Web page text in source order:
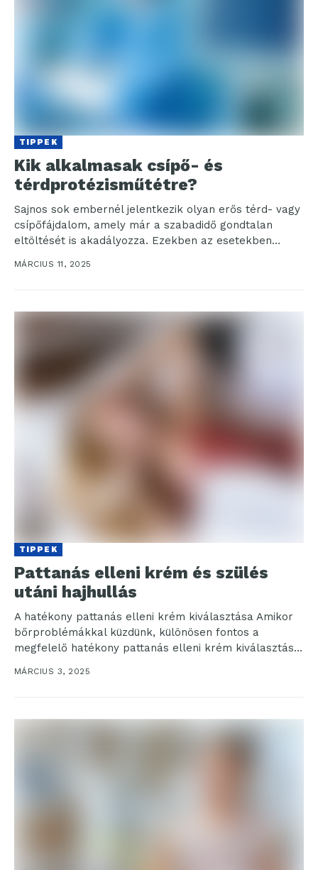
TIPPEK
Kik alkalmasak csípő- és
térdprotézisműtétre?
Sajnos sok embernél jelentkezik olyan erős térd- vagy
csípőfájdalom, amely már a szabadidő gondtalan
eltöltését is akadályozza. Ezekben az esetekben
mindenképpen utána kell...
MÁRCIUS 11, 2025
TIPPEK
Pattanás elleni krém és szülés
utáni hajhullás
A hatékony pattanás elleni krém kiválasztása Amikor
bőrproblémákkal küzdünk, különösen fontos a
megfelelő hatékony pattanás elleni krém kiválasztása,
amely nemcsak a tüneteket enyhíti,...
MÁRCIUS 3, 2025